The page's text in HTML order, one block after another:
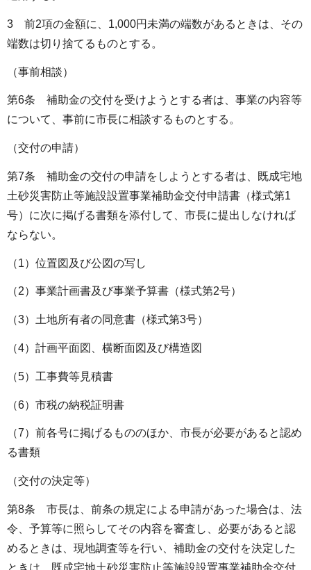
3 前2項の金額に、1,000円未満の端数があるときは、その
端数は切り捨てるものとする。
（事前相談）
第6条 補助金の交付を受けようとする者は、事業の内容等
について、事前に市長に相談するものとする。
（交付の申請）
第7条 補助金の交付の申請をしようとする者は、既成宅地
土砂災害防止等施設設置事業補助金交付申請書（様式第1
号）に次に掲げる書類を添付して、市長に提出しなければ
ならない。
（1）位置図及び公図の写し
（2）事業計画書及び事業予算書（様式第2号）
（3）土地所有者の同意書（様式第3号）
（4）計画平面図、横断面図及び構造図
（5）工事費等見積書
（6）市税の納税証明書
（7）前各号に掲げるもののほか、市長が必要があると認め
る書類
（交付の決定等）
第8条 市長は、前条の規定による申請があった場合は、法
令、予算等に照らしてその内容を審査し、必要があると認
めるときは、現地調査等を行い、補助金の交付を決定した
ときは、既成宅地土砂災害防止等施設設置事業補助金交付